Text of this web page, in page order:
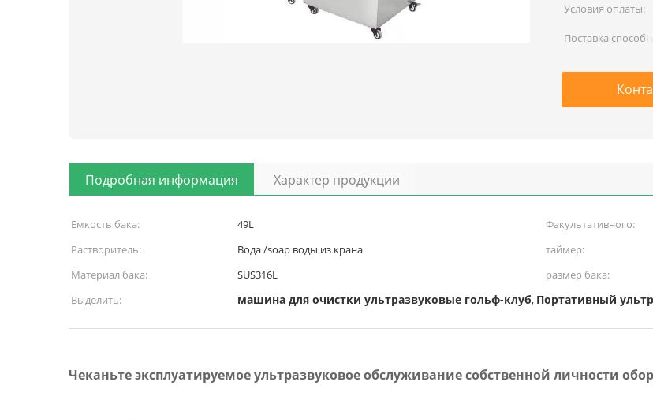
Условия оплаты:
Поставка
Подробная информация Характер продукции
Емкость бака: 49L Факультативного:
Растворитель:
Вода /soap воды из крана таймер:
Материал бака:
SUS316L размер бака:
Выделить:
машина для очистки ультразвуковые гольф-клуб, Портативный
Чеканьте эксплуатируемое ультразвуковое обслуживание собственной личности